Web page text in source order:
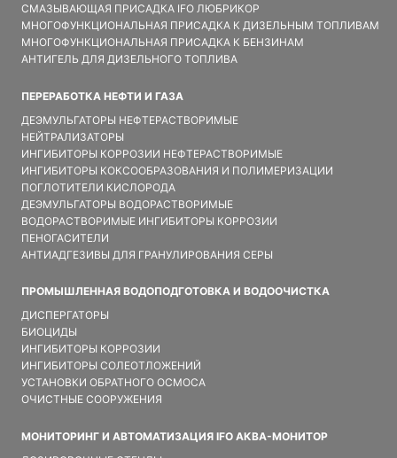
СМАЗЫВАЮЩАЯ ПРИСАДКА IFO ЛЮБРИКОР
МНОГОФУНКЦИОНАЛЬНАЯ ПРИСАДКА К ДИЗЕЛЬНЫМ ТОПЛИВАМ
МНОГОФУНКЦИОНАЛЬНАЯ ПРИСАДКА К БЕНЗИНАМ
АНТИГЕЛЬ ДЛЯ ДИЗЕЛЬНОГО ТОПЛИВА
ПЕРЕРАБОТКА НЕФТИ И ГАЗА
ДЕЭМУЛЬГАТОРЫ НЕФТЕРАСТВОРИМЫЕ
НЕЙТРАЛИЗАТОРЫ
ИНГИБИТОРЫ КОРРОЗИИ НЕФТЕРАСТВОРИМЫЕ
ИНГИБИТОРЫ КОКСООБРАЗОВАНИЯ И ПОЛИМЕРИЗАЦИИ
ПОГЛОТИТЕЛИ КИСЛОРОДА
ДЕЭМУЛЬГАТОРЫ ВОДОРАСТВОРИМЫЕ
ВОДОРАСТВОРИМЫЕ ИНГИБИТОРЫ КОРРОЗИИ
ПЕНОГАСИТЕЛИ
АНТИАДГЕЗИВЫ ДЛЯ ГРАНУЛИРОВАНИЯ СЕРЫ
ПРОМЫШЛЕННАЯ ВОДОПОДГОТОВКА И ВОДООЧИСТКА
ДИСПЕРГАТОРЫ
БИОЦИДЫ
ИНГИБИТОРЫ КОРРОЗИИ
ИНГИБИТОРЫ СОЛЕОТЛОЖЕНИЙ
УСТАНОВКИ ОБРАТНОГО ОСМОСА
ОЧИСТНЫЕ СООРУЖЕНИЯ
МОНИТОРИНГ И АВТОМАТИЗАЦИЯ IFO АКВА-МОНИТОР